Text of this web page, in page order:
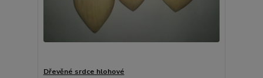
Dřevěné srdce hlohové